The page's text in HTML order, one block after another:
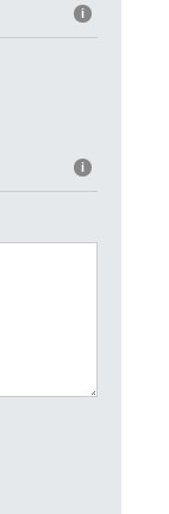
i
i